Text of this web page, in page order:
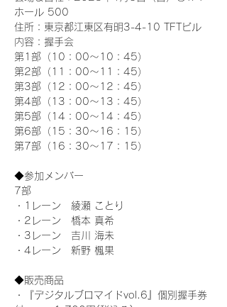
ホール 500
住所：東京都江東区有明3-4-10 TFTビル
内容：握手会
第1部（10：00～10：45）
第2部（11：00～11：45）
第3部（12：00～12：45）
第4部（13：00～13：45）
第5部（14：00～14：45）
第6部（15：30～16：15）
第7部（16：30～17：15）
◆参加メンバー
7部
・1レーン　綾瀬 ことり
・2レーン　橋本 真希
・3レーン　吉川 海未
・4レーン　新野 楓果
◆販売商品
・『デジタルブロマイドvol.6』個別握手券